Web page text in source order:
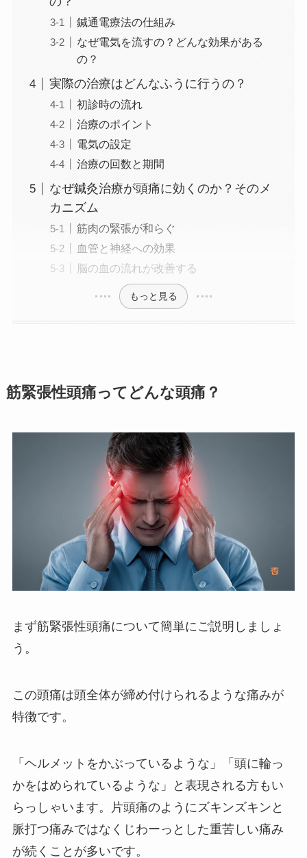
鍼通電療法の仕組み
なぜ電気を流すの？どんな効果がある
の？
実際の治療はどんなふうに行うの？
初診時の流れ
治療のポイント
電気の設定
治療の回数と期間
なぜ鍼灸治療が頭痛に効くのか？そのメ
カニズム
筋肉の緊張が和らぐ
血管と神経への効果
脳の血の流れが改善する
もっと見る
筋緊張性頭痛ってどんな頭痛？
まず筋緊張性頭痛について簡単にご説明しましょ
う。
この頭痛は頭全体が締め付けられるような痛みが
特徴です。
「ヘルメットをかぶっているような」「頭に輪っ
かをはめられているような」と表現される方もい
らっしゃいます。片頭痛のようにズキンズキンと
脈打つ痛みではなくじわーっとした重苦しい痛み
が続くことが多いです。